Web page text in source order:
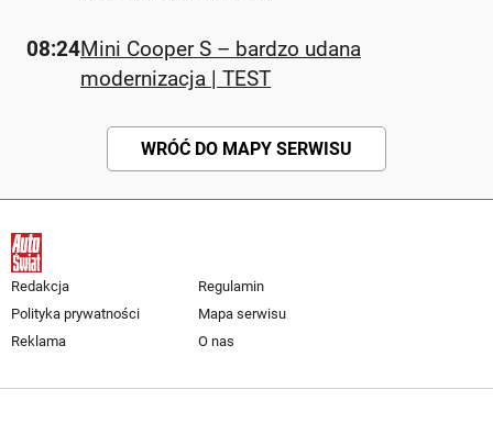
08:24Mini Cooper S – bardzo udana
modernizacja | TEST
WRÓĆ DO MAPY SERWISU
Redakcja
Regulamin
Polityka prywatności
Mapa serwisu
Reklama
O nas